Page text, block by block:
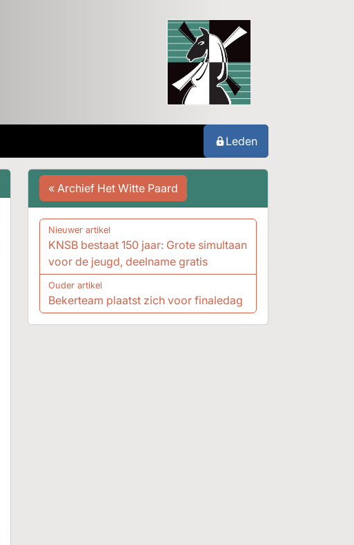
Leden
« Archief Het Witte Paard
Nieuwer artikel
KNSB bestaat 150 jaar: Grote simultaan
voor de jeugd, deelname gratis
Ouder artikel
Bekerteam plaatst zich voor finaledag